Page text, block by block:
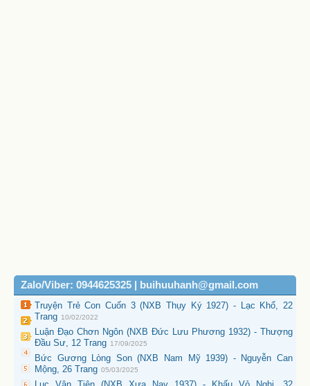
Zalo/Viber: 0944625325 | buihuuhanh@gmail.com
Truyện Trẻ Con Cuốn 3 (NXB Thụy Ký 1927) - Lạc Khổ, 22
Trang 10/02/2022
Luận Đạo Chơn Ngôn (NXB Đức Lưu Phương 1932) - Thượng
Đầu Sư, 12 Trang 17/09/2025
Bức Gương Lòng Son (NXB Nam Mỹ 1939) - Nguyễn Can
Mộng, 26 Trang 05/03/2025